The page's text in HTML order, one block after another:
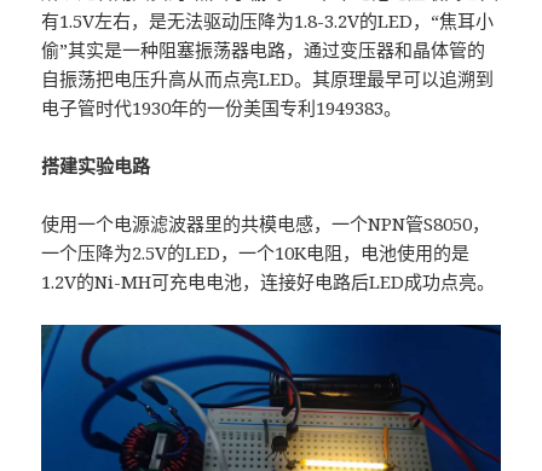
有1.5V左右，是无法驱动压降为1.8-3.2V的LED，“焦耳小
偷”其实是一种阻塞振荡器电路，通过变压器和晶体管的
自振荡把电压升高从而点亮LED。其原理最早可以追溯到
电子管时代1930年的一份美国专利1949383。
搭建实验电路
使用一个电源滤波器里的共模电感，一个NPN管S8050，
一个压降为2.5V的LED，一个10K电阻，电池使用的是
1.2V的Ni-MH可充电电池，连接好电路后LED成功点亮。